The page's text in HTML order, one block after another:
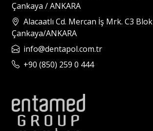
Çankaya / ANKARA
Alacaatlı Cd. Mercan İş Mrk. C3 Blok
Çankaya/ANKARA
info@dentapol.com.tr
+90 (850) 259 0 444